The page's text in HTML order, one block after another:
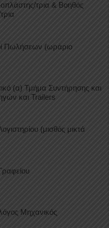
τρια & Βοηθός
Πωλήσεων (ωράριο
(α) Τμήμα Συντήρησης και
και Trailers
(μισθός μικτά
Μηχανικός